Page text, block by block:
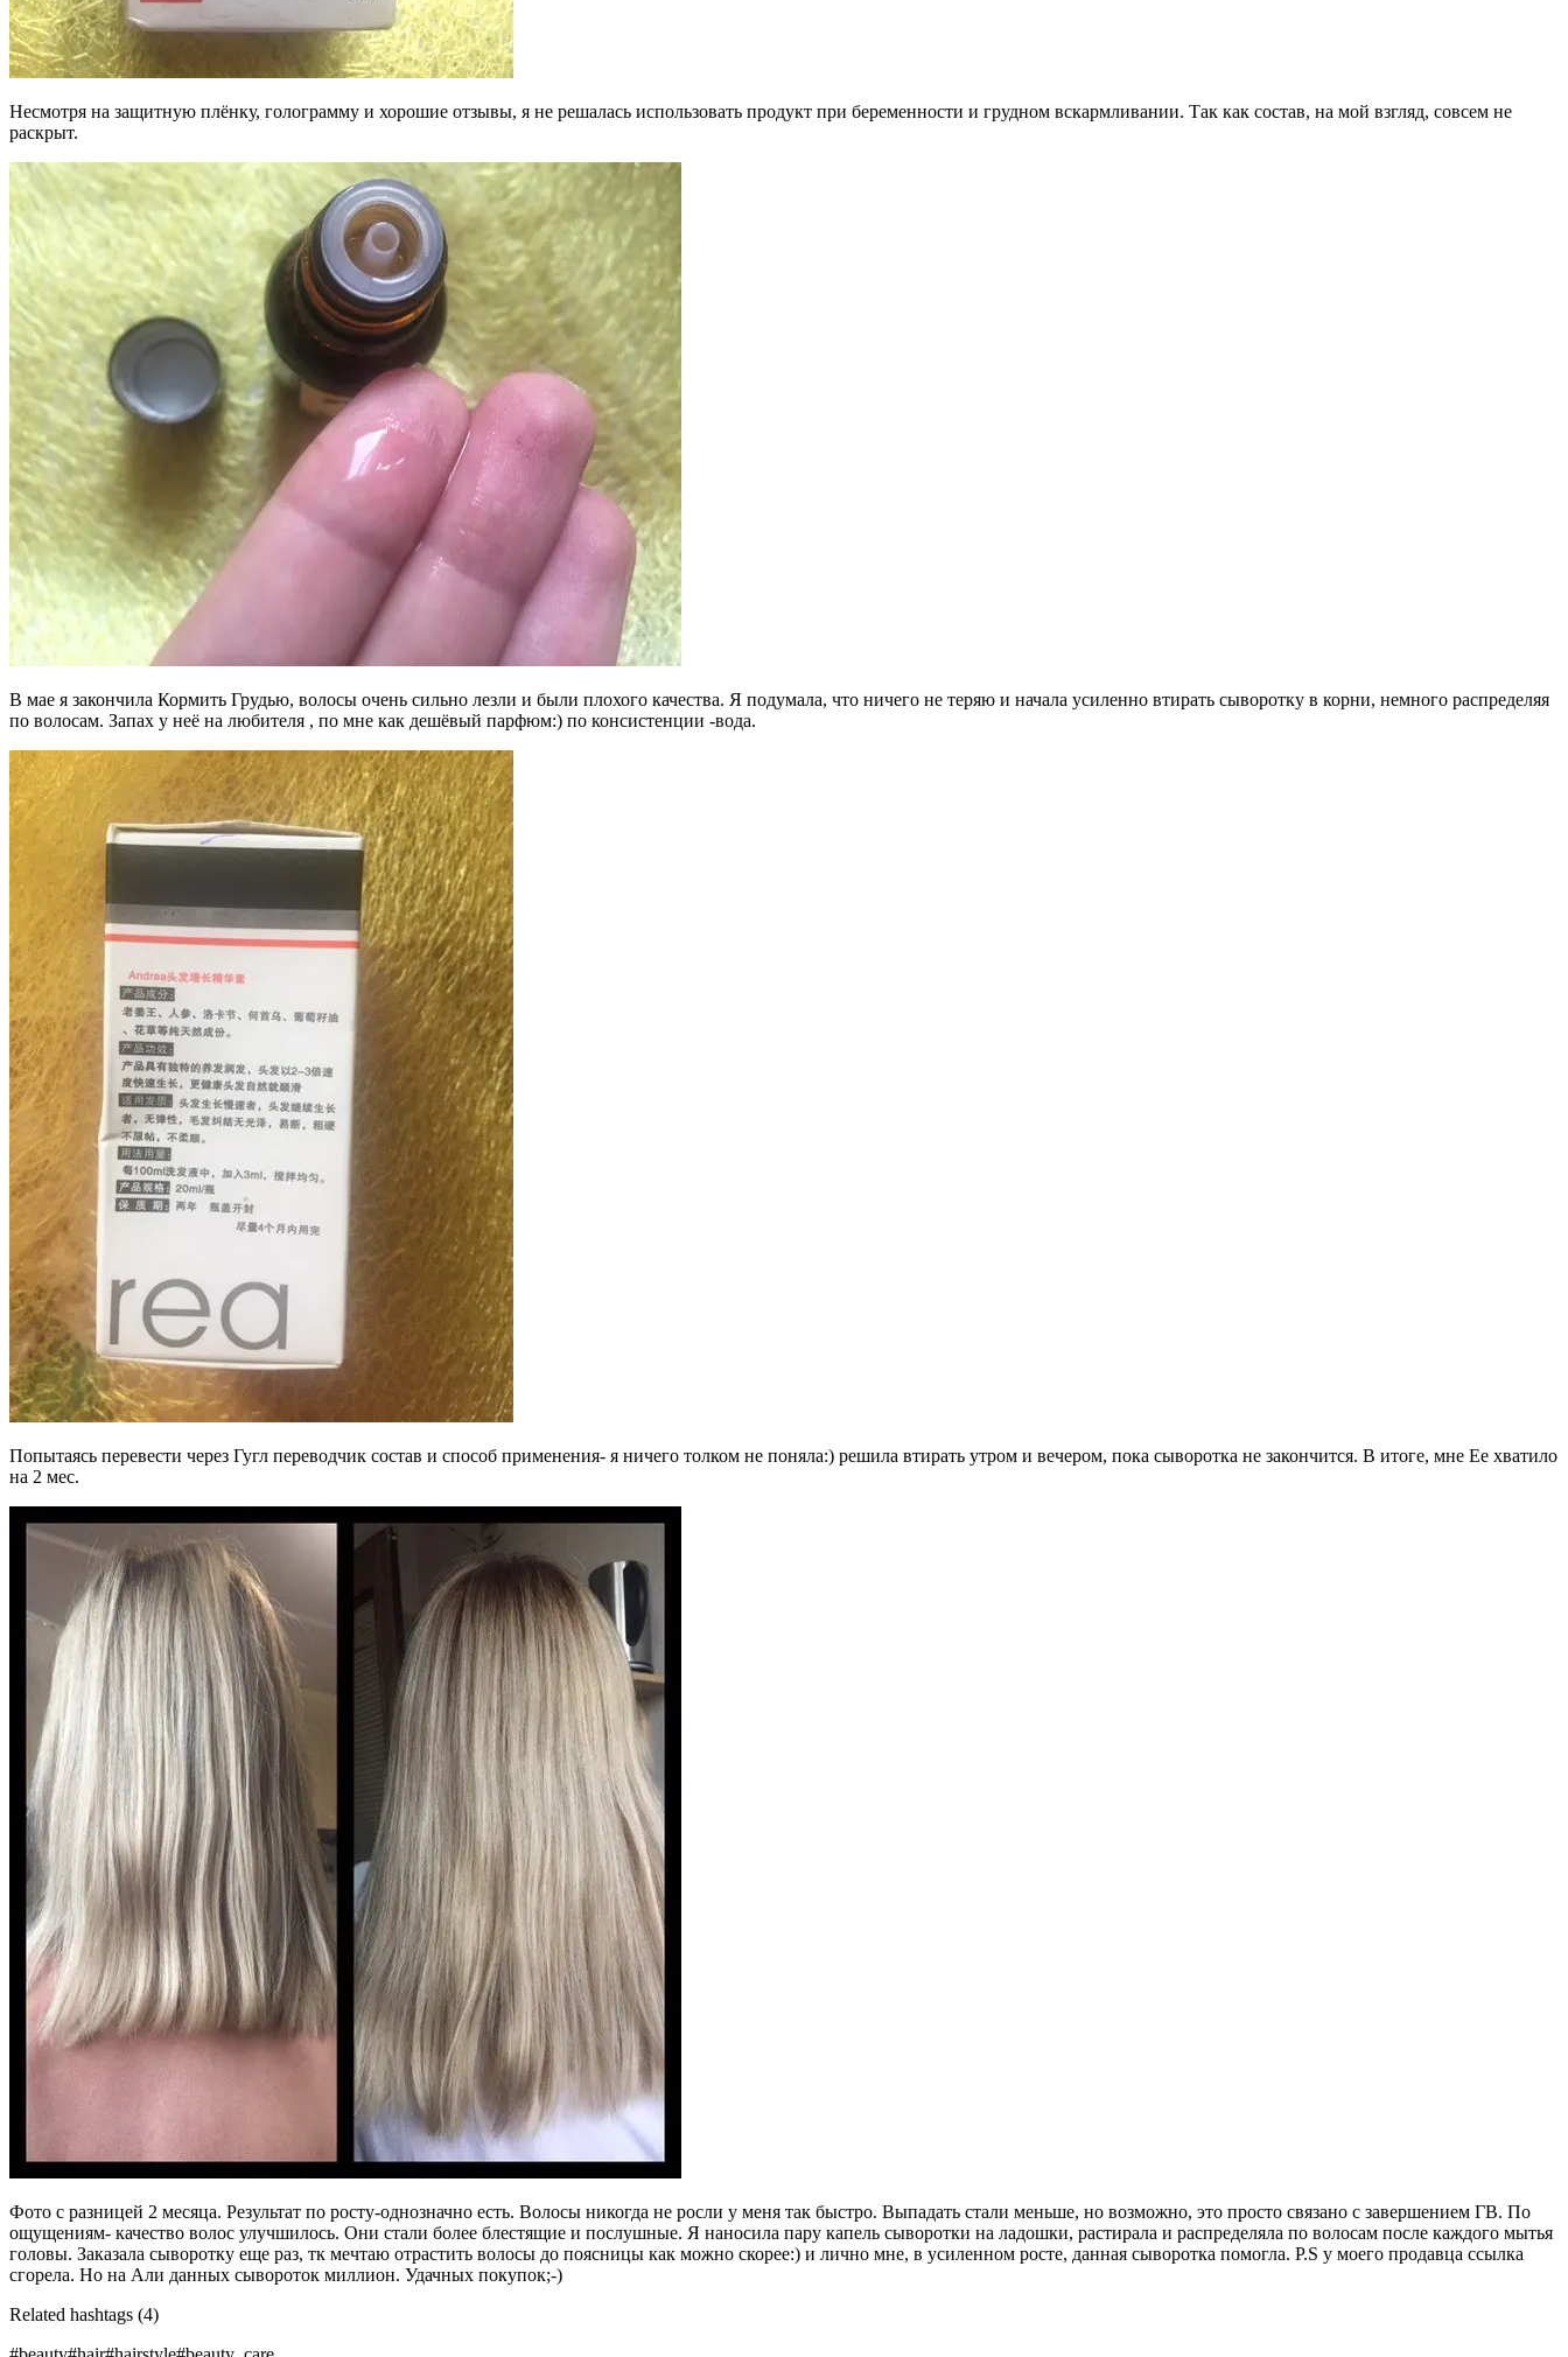
Несмотря на защитную плёнку, голограмму и хорошие отзывы, я не решалась использовать продукт при беременности и грудном вскармливании. Так как состав, на мой взгляд, совсем не
раскрыт.
В мае я закончила Кормить Грудью, волосы очень сильно лезли и были плохого качества. Я подумала, что ничего не теряю и начала усиленно втирать сыворотку в корни, немного распределяя
по волосам. Запах у неё на любителя , по мне как дешёвый парфюм:) по консистенции -вода.
Попытаясь перевести через Гугл переводчик состав и способ применения- я ничего толком не поняла:) решила втирать утром и вечером, пока сыворотка не закончится. В итоге, мне Ее хватило
на 2 мес.
Фото с разницей 2 месяца. Результат по росту-однозначно есть. Волосы никогда не росли у меня так быстро. Выпадать стали меньше, но возможно, это просто связано с завершением ГВ. По
ощущениям- качество волос улучшилось. Они стали более блестящие и послушные. Я наносила пару капель сыворотки на ладошки, растирала и распределяла по волосам после каждого мытья
головы. Заказала сыворотку еще раз, тк мечтаю отрастить волосы до поясницы как можно скорее:) и лично мне, в усиленном росте, данная сыворотка помогла. P.S у моего продавца ссылка
сгорела. Но на Али данных сывороток миллион. Удачных покупок;-)
Related hashtags (4)